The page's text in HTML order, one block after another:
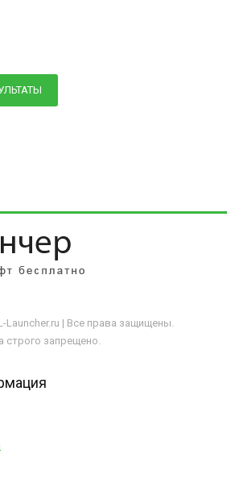
Launcher.ru | Все права защищены.
строго запрещено.